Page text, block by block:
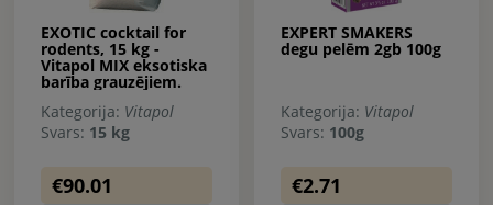
EXOTIC cocktail for
rodents, 15 kg -
Vitapol MIX eksotiska
barība grauzējiem.
Kategorija: Vitapol
Svars: 15 kg
€90.01
EXPERT SMAKERS
degu pelēm 2gb 100g
Kategorija: Vitapol
Svars: 100g
€2.71